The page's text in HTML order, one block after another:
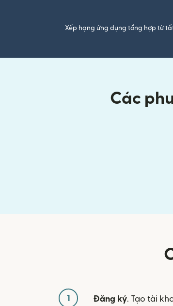
Xếp hạng ứng dụng tổng hợp từ
Các
1 Đăng ký. Tạo tài